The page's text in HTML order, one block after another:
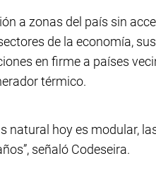
a zonas del país sin
de la economía,
en firme a países
térmico.
natural hoy es modular,
señaló Codeseira.